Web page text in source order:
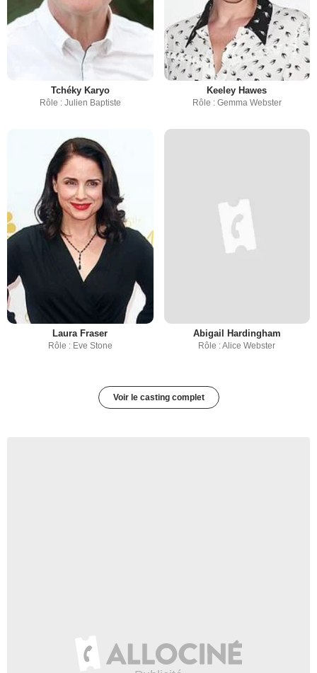
Tchéky Karyo
Rôle : Julien Baptiste
Keeley Hawes
Rôle : Gemma Webster
Laura Fraser
Rôle : Eve Stone
Abigail Hardingham
Rôle : Alice Webster
Voir le casting complet